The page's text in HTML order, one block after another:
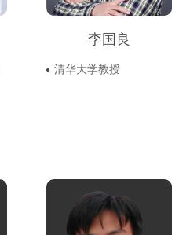
李国良
清华大学教授